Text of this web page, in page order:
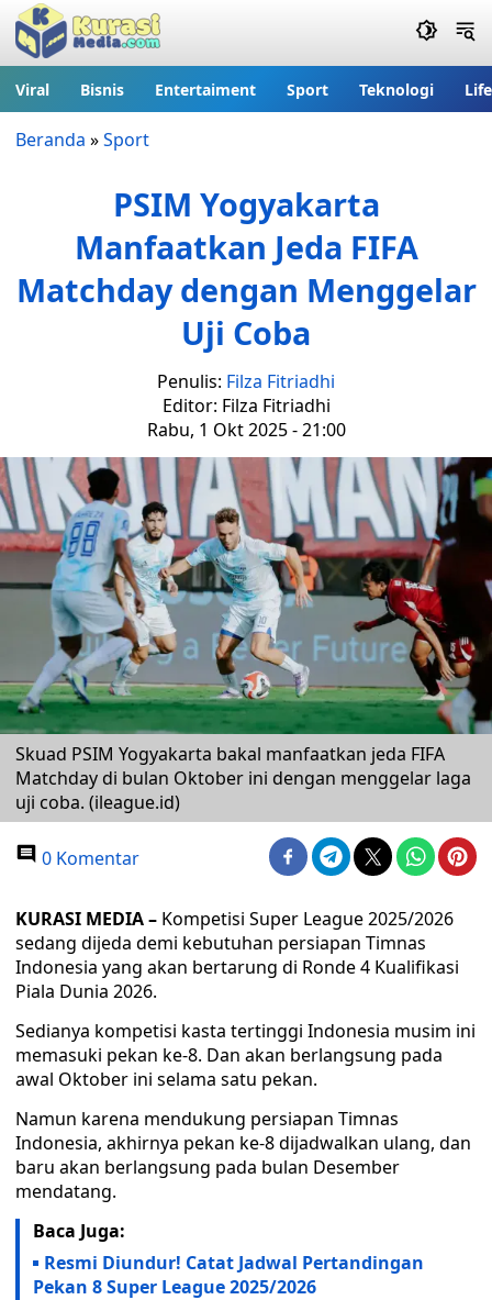
Viral Bisnis Entertaiment Sport Teknologi
Beranda »Sport
PSIM Yogyakarta
Manfaatkan Jeda FIFA
Matchday dengan Menggelar
Uji Coba
Penulis: Filza Fitriadhi
Editor: Filza Fitriadhi
Rabu, 1 Okt 2025 - 21:00
Skuad PSIM Yogyakarta bakal manfaatkan jeda FIFA
Matchday di bulan Oktober ini dengan menggelar laga
uji coba. (ileague.id)
0 Komentar
KURASI MEDIA – Kompetisi Super League 2025/2026
sedang dijeda demi kebutuhan persiapan Timnas
Indonesia yang akan bertarung di Ronde 4 Kualifikasi
Piala Dunia 2026.
Sedianya kompetisi kasta tertinggi Indonesia musim ini
memasuki pekan ke-8. Dan akan berlangsung pada
awal Oktober ini selama satu pekan.
Namun karena mendukung persiapan Timnas
Indonesia, akhirnya pekan ke-8 dijadwalkan ulang, dan
baru akan berlangsung pada bulan Desember
mendatang.
Baca Juga:
Resmi Diundur! Catat Jadwal Pertandingan
Pekan 8 Super League 2025/2026